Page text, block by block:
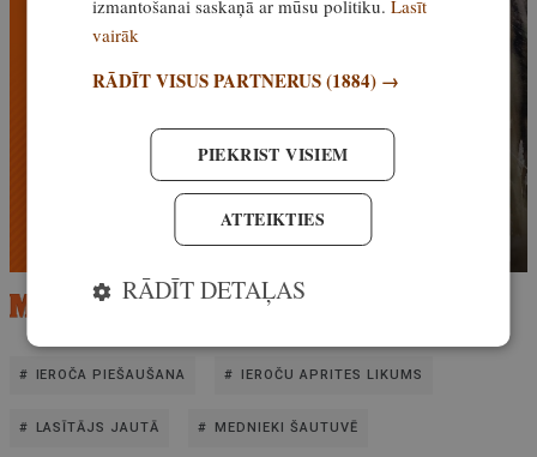
IEROČA PIEŠAUŠANA IEROČU APRITES LIKUMS
LASĪTĀJS JAUTĀ MEDNIEKI ŠAUTUVĒ
izmantošanai saskaņā ar mūsu politiku.Lasīt
vairāk
RĀDĪT VISUS PARTNERUS(1884) →
PIEKRIST VISIEM
ATTEIKTIES
RĀDĪT DETAĻAS